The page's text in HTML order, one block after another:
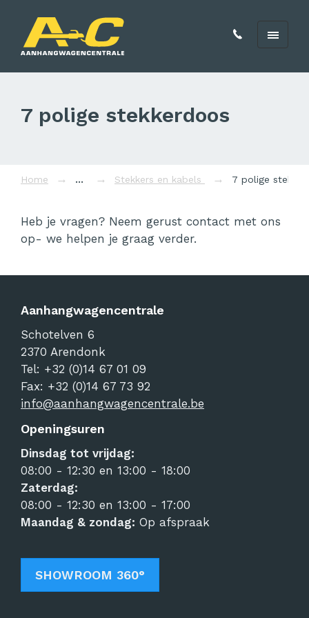
7 polige stekkerdoos
Home Stekkers en kabels 7 polige
Heb je vragen? Neem gerust contact met ons
op- we helpen je graag verder.
Aanhangwagencentrale
Schotelven 6
2370 Arendonk
Tel: +32 (0)14 67 01 09
Fax: +32 (0)14 67 73 92
info@aanhangwagencentrale.be
Openingsuren
Dinsdag tot vrijdag:
08:00 - 12:30 en 13:00 - 18:00
Zaterdag:
08:00 - 12:30 en 13:00 - 17:00
Maandag & zondag: Op afspraak
SHOWROOM 360°